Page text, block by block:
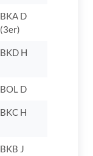
BKA D
(3er)
BKD H
BOL D
BKC H
BKB J